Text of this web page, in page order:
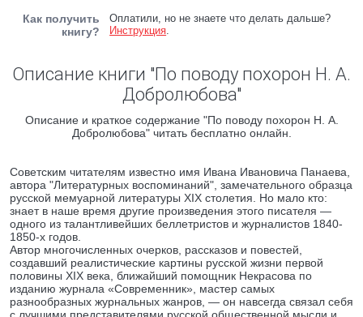
Как получить
книгу?
Оплатили, но не знаете что делать дальше?
Инструкция.
Описание книги "По поводу похорон Н. А.
Добролюбова"
Описание и краткое содержание "По поводу похорон Н. А.
Добролюбова" читать бесплатно онлайн.
Советским читателям известно имя Ивана Ивановича Панаева,
автора "Литературных воспоминаний", замечательного образца
русской мемуарной литературы XIX столетия. Но мало кто:
знает в наше время другие произведения этого писателя —
одного из талантливейших беллетристов и журналистов 1840-
1850-х годов.
Автор многочисленных очерков, рассказов и повестей,
создавший реалистические картины русской жизни первой
половины XIX века, ближайший помощник Некрасова по
изданию журнала «Современник», мастер самых
разнообразных журнальных жанров, — он навсегда связал себя